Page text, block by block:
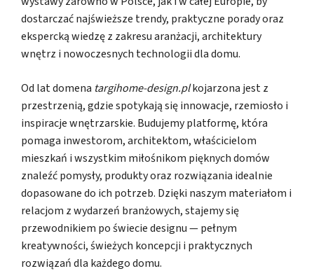
dostarczać najświeższe trendy, praktyczne porady oraz
ekspercką wiedzę z zakresu aranżacji, architektury
wnętrz i nowoczesnych technologii dla domu.
Od lat domena targihome-design.plkojarzona jest z
przestrzenią, gdzie spotykają się innowacje, rzemiosło i
inspiracje wnętrzarskie. Budujemy platformę, która
pomaga inwestorom, architektom, właścicielom
mieszkań i wszystkim miłośnikom pięknych domów
znaleźć pomysły, produkty oraz rozwiązania idealnie
dopasowane do ich potrzeb. Dzięki naszym materiałom i
relacjom z wydarzeń branżowych, stajemy się
przewodnikiem po świecie designu — pełnym
kreatywności, świeżych koncepcji i praktycznych
rozwiązań dla każdego domu.